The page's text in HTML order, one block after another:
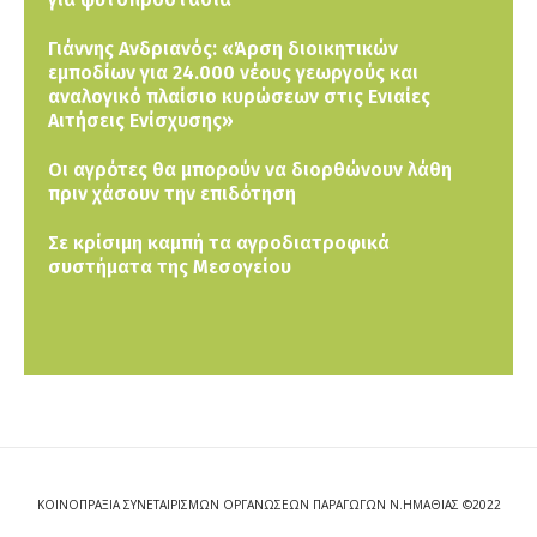
Γιάννης Ανδριανός: «Άρση διοικητικών
εμποδίων για 24.000 νέους γεωργούς και
αναλογικό πλαίσιο κυρώσεων στις Ενιαίες
Αιτήσεις Ενίσχυσης»
Οι αγρότες θα μπορούν να διορθώνουν λάθη
πριν χάσουν την επιδότηση
Σε κρίσιμη καμπή τα αγροδιατροφικά
συστήματα της Μεσογείου
ΚΟΙΝΟΠΡΑΞΙΑ ΣΥΝΕΤΑΙΡΙΣΜΩΝ ΟΡΓΑΝΩΣΕΩΝ ΠΑΡΑΓΩΓΩΝ Ν.ΗΜΑΘΙΑΣ ©2022